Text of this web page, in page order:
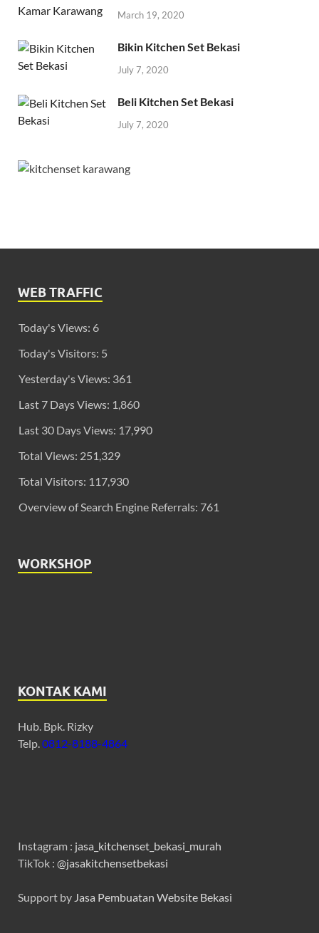
March 19, 2020
Bikin Kitchen Set Bekasi
July 7, 2020
Beli Kitchen Set Bekasi
July 7, 2020
WEB TRAFFIC
Today's Views: 6
Today's Visitors: 5
Yesterday's Views: 361
Last 7 Days Views: 1,860
Last 30 Days Views: 17,990
Total Views: 251,329
Total Visitors: 117,930
Overview of Search Engine Referrals: 761
WORKSHOP
KONTAK KAMI
Hub. Bpk. Rizky
Telp. 0812-8188-4864
Instagram : jasa_kitchenset_bekasi_murah
TikTok : @jasakitchensetbekasi
Support by Jasa Pembuatan Website Bekasi